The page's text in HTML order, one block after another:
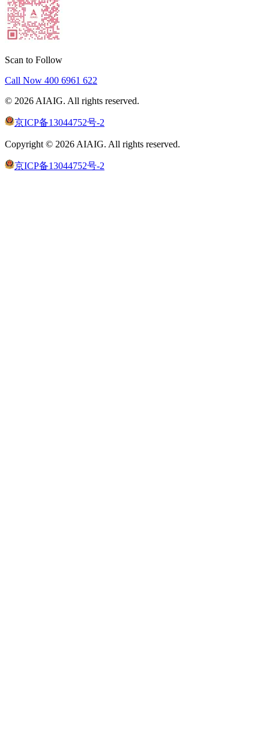
Scan to Follow
Call Now 400 6961 622
© 2026 AIAIG. All rights reserved.
京ICP备13044752号-2
Copyright © 2026 AIAIG. All rights reserved.
京ICP备13044752号-2